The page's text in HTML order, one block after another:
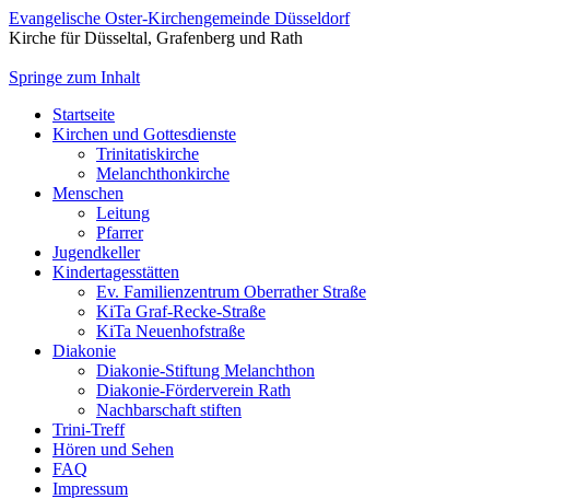
Evangelische Oster-Kirchengemeinde Düsseldorf
Kirche für Düsseltal, Grafenberg und Rath
Springe zum Inhalt
Startseite
Kirchen und Gottesdienste
Trinitatiskirche
Melanchthonkirche
Menschen
Leitung
Pfarrer
Jugendkeller
Kindertagesstätten
Ev. Familienzentrum Oberrather Straße
KiTa Graf-Recke-Straße
KiTa Neuenhofstraße
Diakonie
Diakonie-Stiftung Melanchthon
Diakonie-Förderverein Rath
Nachbarschaft stiften
Trini-Treff
Hören und Sehen
FAQ
Impressum